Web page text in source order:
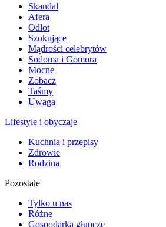
Skandal
Afera
Odlot
Szokujące
Mądrości celebrytów
Sodoma i Gomora
Mocne
Zobacz
Taśmy
Uwaga
Lifestyle i obyczaje
Kuchnia i przepisy
Zdrowie
Rodzina
Pozostałe
Tylko u nas
Różne
Gospodarka głupcze